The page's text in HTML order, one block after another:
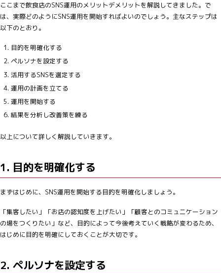
ここまで飲食店のSNS運用のメリットデメリットを解説してきました。で
は、実際どのようにSNS運用を開始すればよいのでしょう。主なステップは
以下のとおり。
目的を明確化する
ペルソナを設定する
活用するSNSを選定する
運用の計画を立てる
運用を開始する
結果を分析し改善策を練る
以上について詳しく解説していきます。
1. 目的を明確化する
まずはじめに、SNS運用を開始する目的を明確化しましょう。
「集客したい」「お店の認知度を上げたい」「顧客とのコミュニケーション
の場をつくりたい」など、目的によって今後考えていく戦略が変わるため、
はじめに目的を明確にしておくことが大切です。
2. ペルソナを設定する